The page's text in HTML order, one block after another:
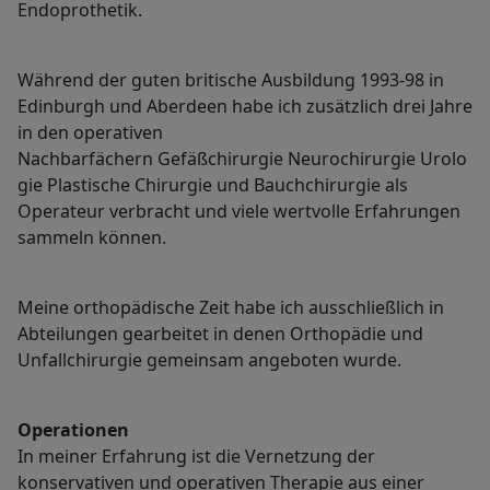
Endoprothetik.
Während der guten britische Ausbildung 1993-98 in
Edinburgh und Aberdeen habe ich zusätzlich drei Jahre
in den operativen
Nachbarfächern Gefäßchirurgie Neurochirurgie Urolo
gie Plastische Chirurgie und Bauchchirurgie als
Operateur verbracht und viele wertvolle Erfahrungen
sammeln können.
Meine orthopädische Zeit habe ich ausschließlich in
Abteilungen gearbeitet in denen Orthopädie und
Unfallchirurgie gemeinsam angeboten wurde.
Operationen
In meiner Erfahrung ist die Vernetzung der
konservativen und operativen Therapie aus einer